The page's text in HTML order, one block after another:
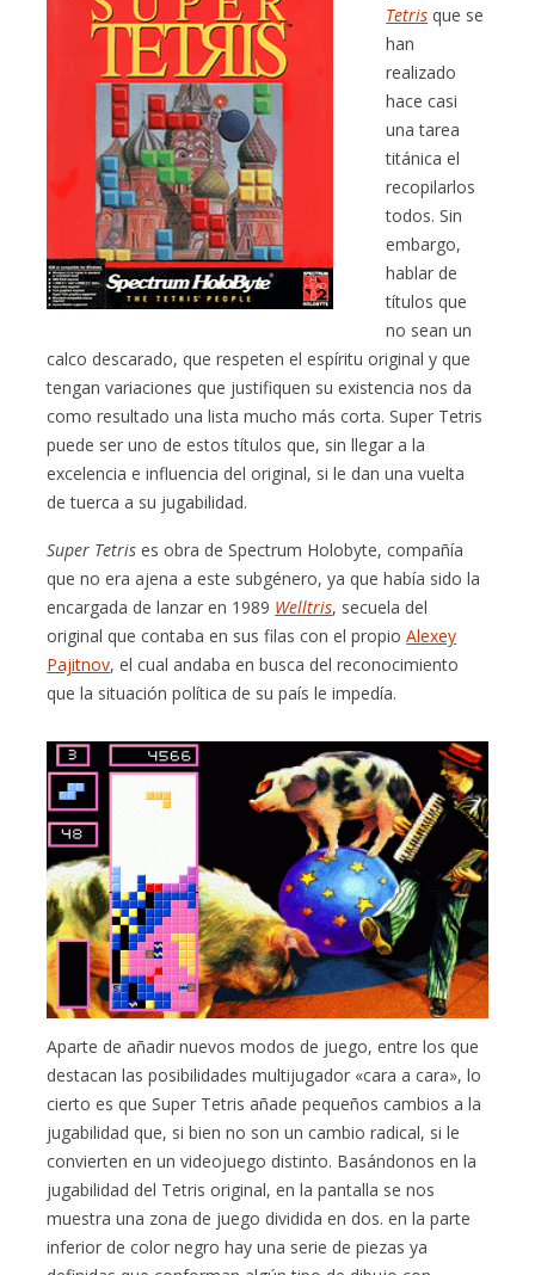
Tetris que se
han
realizado
hace casi
una tarea
titánica el
recopilarlos
todos. Sin
embargo,
hablar de
títulos que
no sean un
calco descarado, que respeten el espíritu original y que
tengan variaciones que justifiquen su existencia nos da
como resultado una lista mucho más corta. Super Tetris
puede ser uno de estos títulos que, sin llegar a la
excelencia e influencia del original, si le dan una vuelta
de tuerca a su jugabilidad.
Super Tetris es obra de Spectrum Holobyte, compañía
que no era ajena a este subgénero, ya que había sido la
encargada de lanzar en 1989 Welltris, secuela del
original que contaba en sus filas con el propioAlexey
Pajitnov, el cual andaba en busca del reconocimiento
que la situación política de su país le impedía.
Aparte de añadir nuevos modos de juego, entre los que
destacan las posibilidades multijugador «cara a cara», lo
cierto es que Super Tetris añade pequeños cambios a la
jugabilidad que, si bien no son un cambio radical, si le
convierten en un videojuego distinto. Basándonos en la
jugabilidad del Tetris original, en la pantalla se nos
muestra una zona de juego dividida en dos. en la parte
inferior de color negro hay una serie de piezas ya